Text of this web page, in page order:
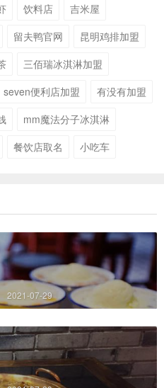
饮料店
吉米屋
留夫鸭官网
昆明鸡排加盟
三佰瑞冰淇淋加盟
seven便利店加盟
有没有加盟
mm魔法分子冰淇淋
餐饮店取名 小吃车
2021-07-29